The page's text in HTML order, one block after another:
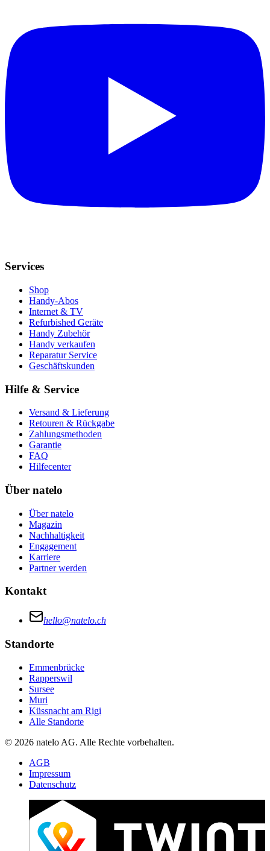
Services
Shop
Handy-Abos
Internet & TV
Refurbished Geräte
Handy Zubehör
Handy verkaufen
Reparatur Service
Geschäftskunden
Hilfe & Service
Versand & Lieferung
Retouren & Rückgabe
Zahlungsmethoden
Garantie
FAQ
Hilfecenter
Über natelo
Über natelo
Magazin
Nachhaltigkeit
Engagement
Karriere
Partner werden
Kontakt
hello@natelo.ch
Standorte
Emmenbrücke
Rapperswil
Sursee
Muri
Küssnacht am Rigi
Alle Standorte
© 2026 natelo AG. Alle Rechte vorbehalten.
AGB
Impressum
Datenschutz